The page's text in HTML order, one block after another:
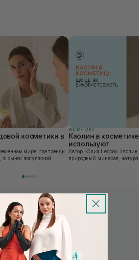
косметики в
а рынок популярной
КОСМЕТИКА
Каолин в
используют
Автор: Юлия Цебрик Каолин в косметологии – это
природный минерал,
от 3000 UAH
оплаты
косметика
и лояльности